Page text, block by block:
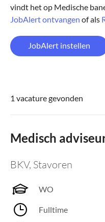
vindt het op Medische
JobAlert ontvangen of als
JobAlert instellen
1 vacature gevonden
Medisch
BKV, Stavoren
WO
Fulltime